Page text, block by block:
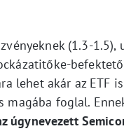
(1.3-
lehet akár az ETF
magába foglal.
úgynevezett